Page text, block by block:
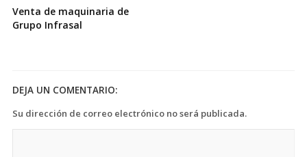
Venta de maquinaria de
Grupo Infrasal
DEJA UN COMENTARIO:
Su dirección de correo electrónico no será publicada.